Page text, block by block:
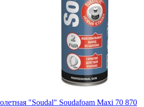
"Soudal" Soudafoam Maxi 70 870